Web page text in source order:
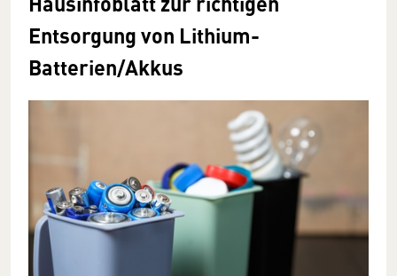
Entsorgung von Lithium-
Batterien/Akkus